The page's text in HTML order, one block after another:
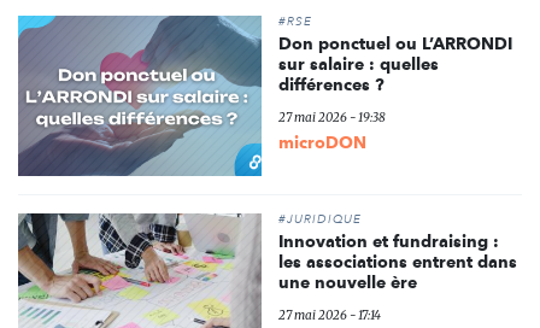
#RSE
Don ponctuel ou L’ARRONDI
sur salaire : quelles
différences ?
27 mai 2026 - 19:38
microDON
#JURIDIQUE
Innovation et fundraising :
les associations entrent dans
une nouvelle ère
27 mai 2026 - 17:14